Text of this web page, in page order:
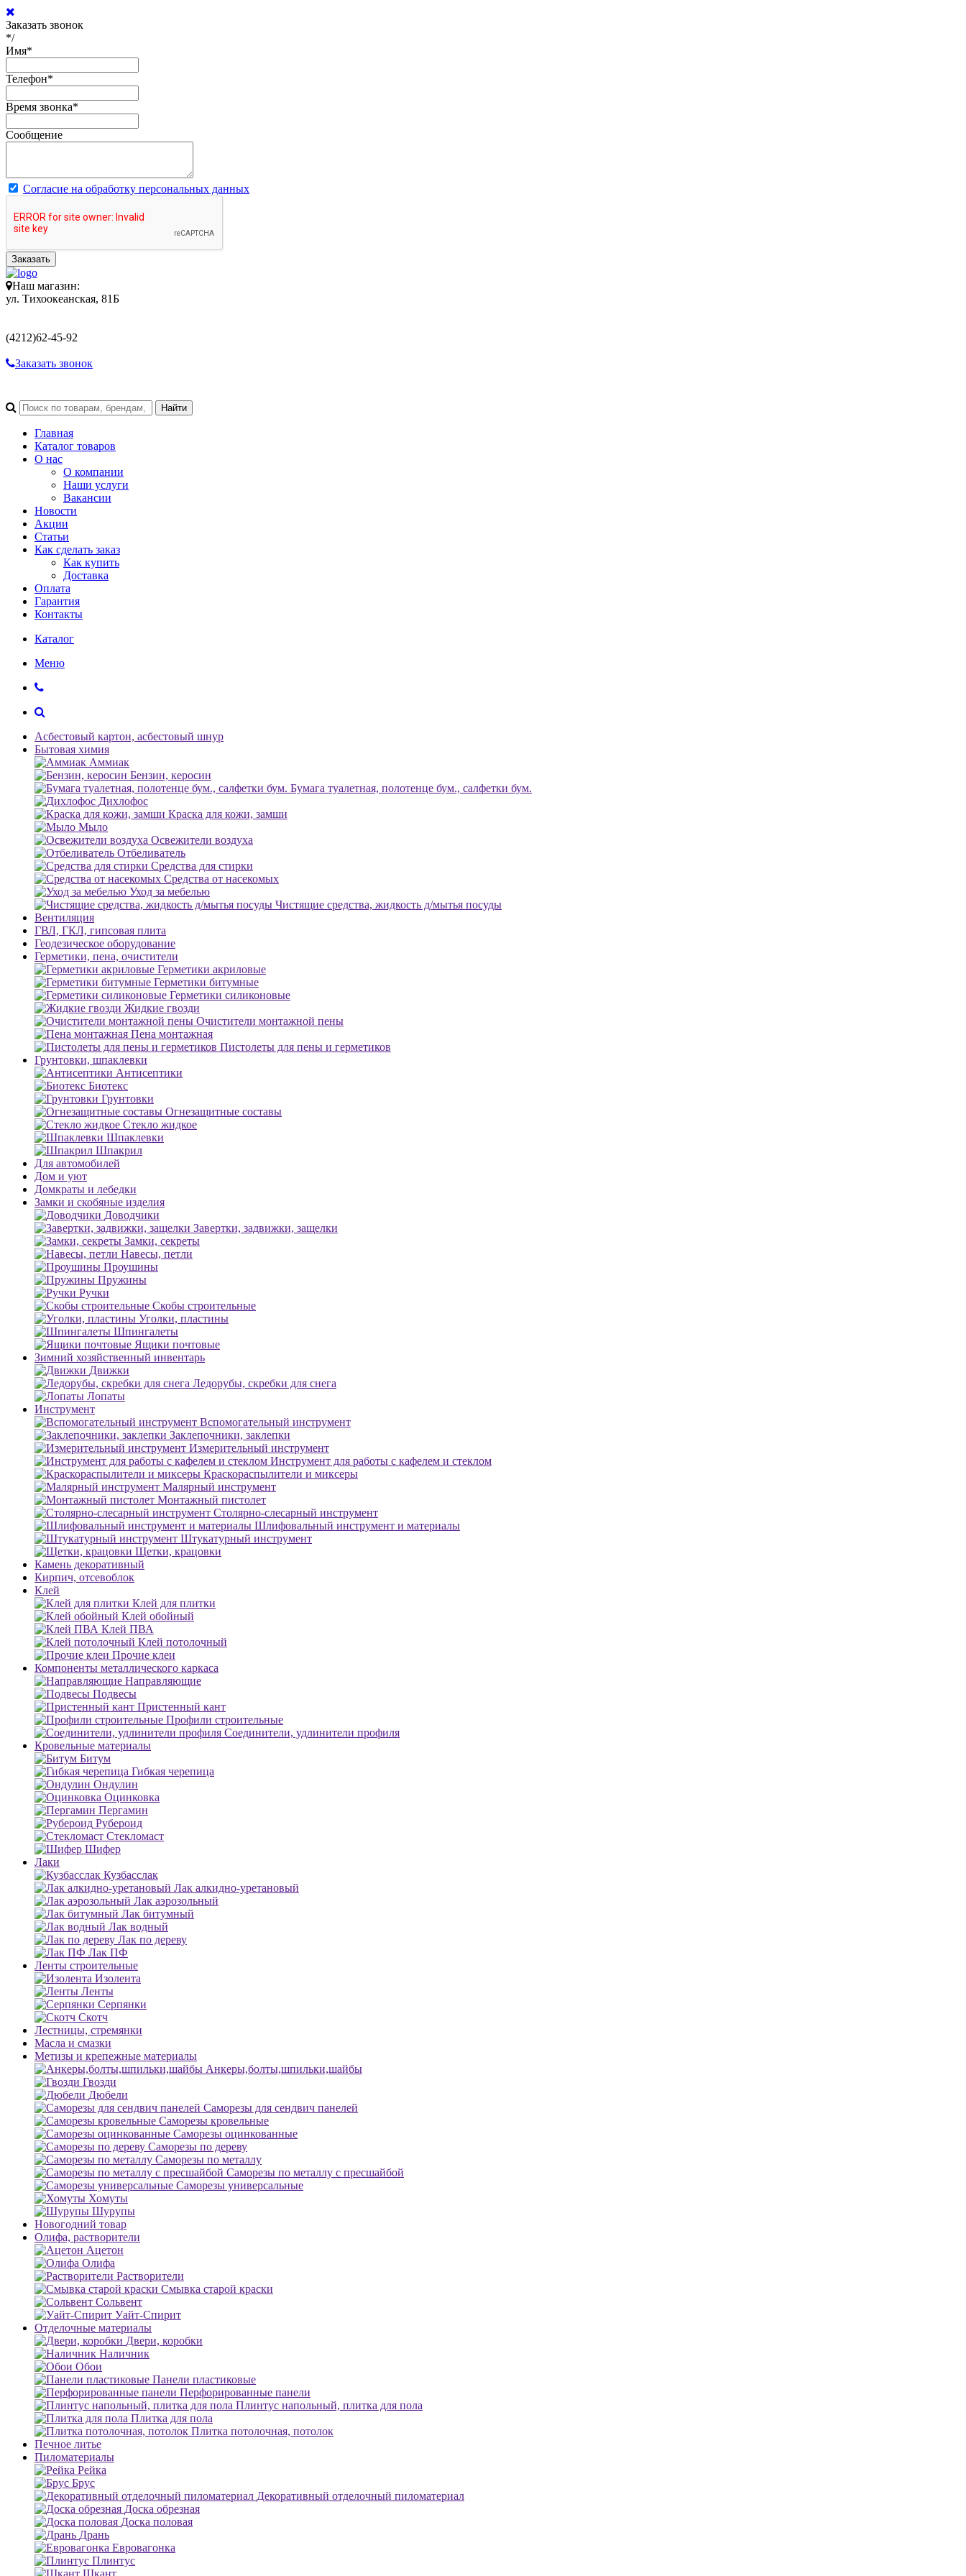
Заказать звонок
*/
Имя*
Телефон*
Время звонка*
Сообщение
Согласие на обработку персональных данных
Заказать
Наш магазин:
ул. Тихоокеанская, 81Б
(4212)62-45-92
Заказать звонок
Главная
Каталог товаров
О нас
О компании
Наши услуги
Вакансии
Новости
Акции
Статьи
Как сделать заказ
Как купить
Доставка
Оплата
Гарантия
Контакты
Каталог
Меню
Асбестовый картон, асбестовый шнур
Бытовая химия
Аммиак
Бензин, керосин
Бумага туалетная, полотенце бум., салфетки бум.
Дихлофос
Краска для кожи, замши
Мыло
Освежители воздуха
Отбеливатель
Средства для стирки
Средства от насекомых
Уход за мебелью
Чистящие средства, жидкость д/мытья посуды
Вентиляция
ГВЛ, ГКЛ, гипсовая плита
Геодезическое оборудование
Герметики, пена, очистители
Герметики акриловые
Герметики битумные
Герметики силиконовые
Жидкие гвозди
Очистители монтажной пены
Пена монтажная
Пистолеты для пены и герметиков
Грунтовки, шпаклевки
Антисептики
Биотекс
Грунтовки
Огнезащитные составы
Стекло жидкое
Шпаклевки
Шпакрил
Для автомобилей
Дом и уют
Домкраты и лебедки
Замки и скобяные изделия
Доводчики
Завертки, задвижки, защелки
Замки, секреты
Навесы, петли
Проушины
Пружины
Ручки
Скобы строительные
Уголки, пластины
Шпингалеты
Ящики почтовые
Зимний хозяйственный инвентарь
Движки
Ледорубы, скребки для снега
Лопаты
Инструмент
Вспомогательный инструмент
Заклепочники, заклепки
Измерительный инструмент
Инструмент для работы с кафелем и стеклом
Краскораспылители и миксеры
Малярный инструмент
Монтажный пистолет
Столярно-слесарный инструмент
Шлифовальный инструмент и материалы
Штукатурный инструмент
Щетки, крацовки
Камень декоративный
Кирпич, отсевоблок
Клей
Клей для плитки
Клей обойный
Клей ПВА
Клей потолочный
Прочие клеи
Компоненты металлического каркаса
Направляющие
Подвесы
Пристенный кант
Профили строительные
Соединители, удлинители профиля
Кровельные материалы
Битум
Гибкая черепица
Ондулин
Оцинковка
Пергамин
Рубероид
Стекломаст
Шифер
Лаки
Кузбасслак
Лак алкидно-уретановый
Лак аэрозольный
Лак битумный
Лак водный
Лак по дереву
Лак ПФ
Ленты строительные
Изолента
Ленты
Серпянки
Скотч
Лестницы, стремянки
Масла и смазки
Метизы и крепежные материалы
Анкеры,болты,шпильки,шайбы
Гвозди
Дюбели
Саморезы для сендвич панелей
Саморезы кровельные
Саморезы оцинкованные
Саморезы по дереву
Саморезы по металлу
Саморезы по металлу с пресшайбой
Саморезы универсальные
Хомуты
Шурупы
Новогодний товар
Олифа, растворители
Ацетон
Олифа
Растворители
Смывка старой краски
Сольвент
Уайт-Спирит
Отделочные материалы
Двери, коробки
Наличник
Обои
Панели пластиковые
Перфорированные панели
Плинтус напольный, плитка для пола
Плитка для пола
Плитка потолочная, потолок
Печное литье
Пиломатериалы
Рейка
Брус
Декоративный отделочный пиломатериал
Доска обрезная
Доска половая
Дрань
Евровагонка
Плинтус
Шкант